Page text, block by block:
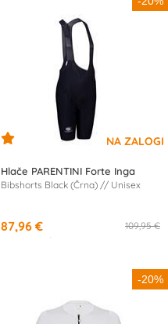
Hlače PARENTINI Forte Inga
Bibshorts Black (Črna) // Unisex
109,95 €
87,96 €
/mesec
-20%